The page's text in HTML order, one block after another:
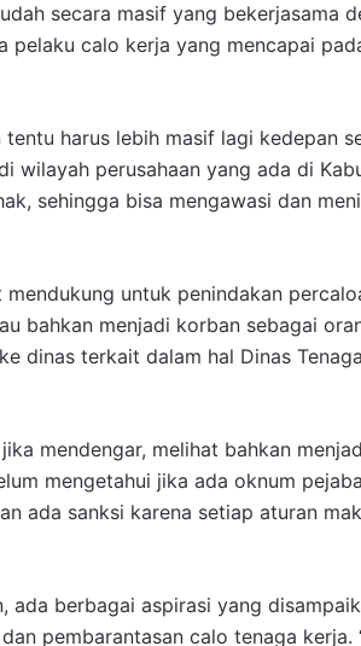
secara masif yang bekerjasama
pelaku calo kerja yang mencapai
harus lebih masif lagi kedepan
wilayah perusahaan yang ada di
sehingga bisa mengawasi dan
untuk penindakan
bahkan menjadi korban sebagai
dinas terkait dalam hal Dinas
mendengar, melihat bahkan
mengetahui jika ada oknum
ada sanksi karena setiap aturan
ada berbagai aspirasi yang
pembarantasan calo tenaga kerja.